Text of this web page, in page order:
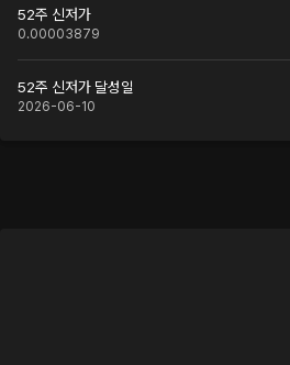
52주 신저가
0.00003879
52주 신저가 달성일
2026-06-10